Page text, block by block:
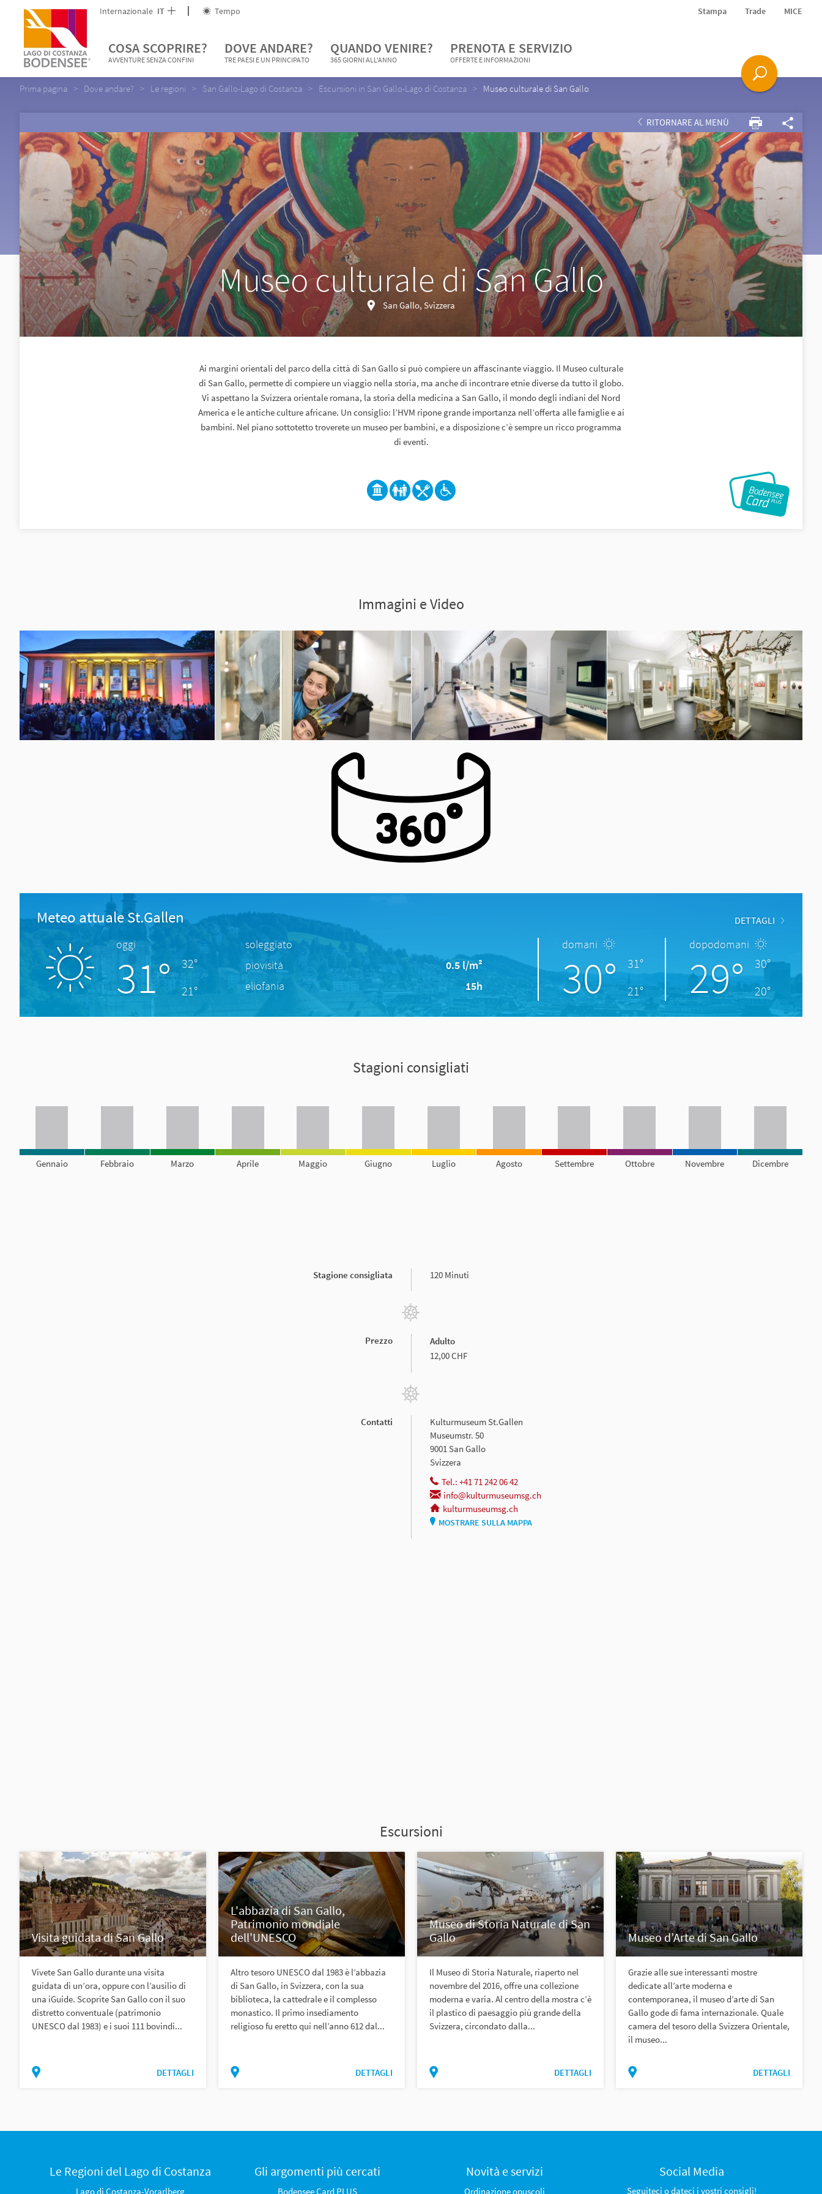
Internazionale IT Tempo Stampa Trade MICE
COSA SCOPRIRE?
AVVENTURE SENZA CONFINI
DOVE ANDARE?
TRE PAESI E UN PRINCIPATO
QUANDO VENIRE?
365 GIORNI ALL'ANNO
PRENOTA E SERVIZIO
OFFERTE E INFORMAZIONI
Prima pagina Dove andare? Le regioni San Gallo-Lago di Costanza Escursioni in San Gallo-Lago di Costanza Museo culturale di San Gallo
RITORNARE AL MENÙ
Museo culturale di San Gallo
San Gallo, Svizzera
Ai margini orientali del parco della città di San Gallo si può compiere un affascinante viaggio. Il Museo culturale
di San Gallo, permette di compiere un viaggio nella storia, ma anche di incontrare etnie diverse da tutto il globo.
Vi aspettano la Svizzera orientale romana, la storia della medicina a San Gallo, il mondo degli indiani del Nord
America e le antiche culture africane. Un consiglio: l’HVM ripone grande importanza nell’offerta alle famiglie e ai
bambini. Nel piano sottotetto troverete un museo per bambini, e a disposizione c’è sempre un ricco programma
di eventi.
Immagini e Video
Meteo attuale St.Gallen DETTAGLI
oggi
31°
32°
21°
soleggiato
piovisità
0.5 l/m²
eliofania
15h
domani
30°
31°
21°
dopodomani
29°
30°
20°
Stagioni consigliati
Gennaio Febbraio Marzo Aprile Maggio Giugno Luglio Agosto Settembre Ottobre Novembre Dicembre
Stagione consigliata 120 Minuti
Prezzo
Adulto
12,00 CHF
Contatti
Kulturmuseum St.Gallen
Museumstr. 50
9001 San Gallo
Svizzera
Tel.: +41 71 242 06 42
info@kulturmuseumsg.ch
kulturmuseumsg.ch
MOSTRARE SULLA MAPPA
Escursioni
Visita guidata di San Gallo
Vivete San Gallo durante una visita
guidata di un’ora, oppure con l’ausilio di
una iGuide. Scoprite San Gallo con il suo
distretto conventuale (patrimonio
UNESCO dal 1983) e i suoi 111 bovindi...
DETTAGLI
L'abbazia di San Gallo,
Patrimonio mondiale
dell'UNESCO
Altro tesoro UNESCO dal 1983 è l’abbazia
di San Gallo, in Svizzera, con la sua
biblioteca, la cattedrale e il complesso
monastico. Il primo insediamento
religioso fu eretto qui nell’anno 612 dal...
DETTAGLI
Museo di Storia Naturale di San
Gallo
Il Museo di Storia Naturale, riaperto nel
novembre del 2016, offre una collezione
moderna e varia. Al centro della mostra c’è
il plastico di paesaggio più grande della
Svizzera, circondato dalla...
DETTAGLI
Museo d’Arte di San Gallo
Grazie alle sue interessanti mostre
dedicate all’arte moderna e
contemporanea, il museo d’arte di San
Gallo gode di fama internazionale. Quale
camera del tesoro della Svizzera Orientale,
il museo...
DETTAGLI
Le Regioni del Lago di Costanza
Lago di Costanza-Vorarlberg
Gli argomenti più cercati
Bodensee Card PLUS
Novità e servizi
Ordinazione opuscoli
Social Media
Seguiteci o dateci i vostri consigli!